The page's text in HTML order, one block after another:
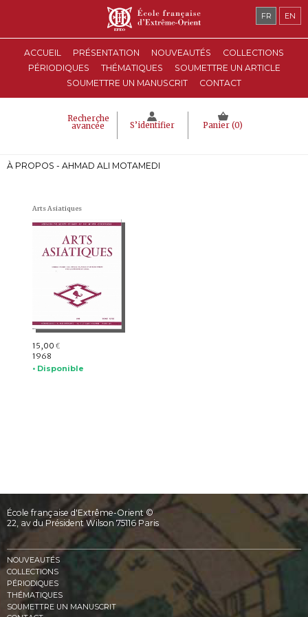
ACCUEIL PRÉSENTATION NOUVEAUTÉS
COLLECTIONS
PÉRIODIQUES
THÉMATIQUES
SOUMETTRE UN ARTICLE
SOUMETTRE UN MANUSCRIT
CONTACT
Recherche
avancée S’identifier Panier (0)
FR EN
À PROPOS - AHMAD ALI MOTAMEDI
Arts Asiatiques
15,00 €
1968
• Disponible
École française d'Extrême-Orient ©
22, av du Président Wilson 75116 Paris
NOUVEAUTÉS
COLLECTIONS
PÉRIODIQUES
THÉMATIQUES
SOUMETTRE UN MANUSCRIT